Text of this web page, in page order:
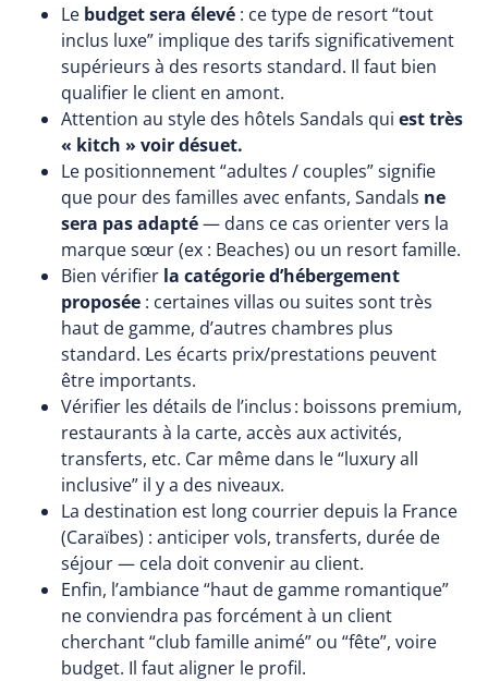
Le budget sera élevé : ce type de resort “tout
inclus luxe” implique des tarifs significativement
supérieurs à des resorts standard. Il faut bien
qualifier le client en amont.
Attention au style des hôtels Sandals qui est très
« kitch » voir désuet.
Le positionnement “adultes / couples” signifie
que pour des familles avec enfants, Sandals ne
sera pas adapté— dans ce cas orienter vers la
marque sœur (ex : Beaches) ou un resort famille.
Bien vérifier la catégorie d’hébergement
proposée : certaines villas ou suites sont très
haut de gamme, d’autres chambres plus
standard. Les écarts prix/prestations peuvent
être importants.
Vérifier les détails de l’inclus : boissons premium,
restaurants à la carte, accès aux activités,
transferts, etc. Car même dans le “luxury all
inclusive” il y a des niveaux.
La destination est long courrier depuis la France
(Caraïbes) : anticiper vols, transferts, durée de
séjour — cela doit convenir au client.
Enfin, l’ambiance “haut de gamme romantique”
ne conviendra pas forcément à un client
cherchant “club famille animé” ou “fête”, voire
budget. Il faut aligner le profil.